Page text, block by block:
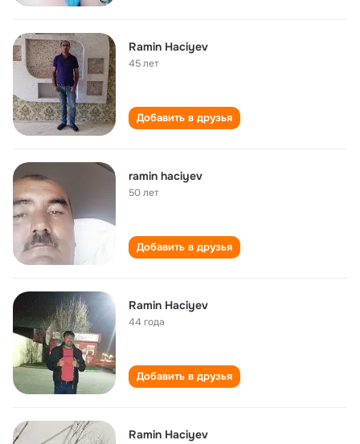
Ramin Haciyev
45 лет
Добавить в друзья
ramin haciyev
50 лет
Добавить в друзья
Ramin Haciyev
44 года
Добавить в друзья
Ramin Haciyev